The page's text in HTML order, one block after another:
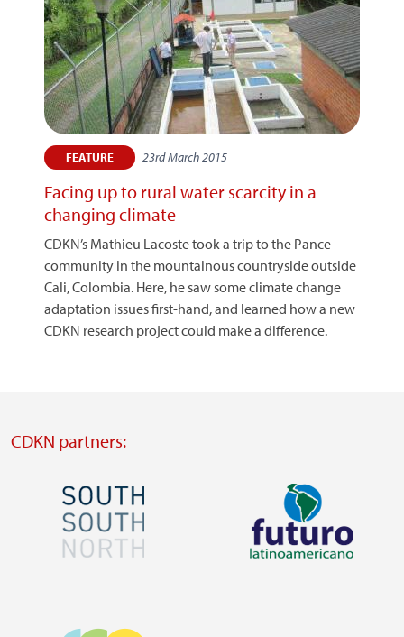
FEATURE 23rd March 2015
Facing up to rural water scarcity in a
changing climate
CDKN’s Mathieu Lacoste took a trip to the Pance
community in the mountainous countryside outside
Cali, Colombia. Here, he saw some climate change
adaptation issues first-hand, and learned how a new
CDKN research project could make a difference.
CDKN partners:
Image Image